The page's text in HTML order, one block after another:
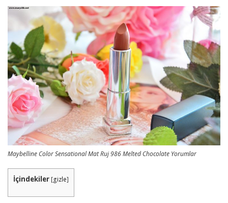
Maybelline Color Sensational Mat Ruj 986 Melted Chocolate Yorumlar
İçindekiler [gizle]